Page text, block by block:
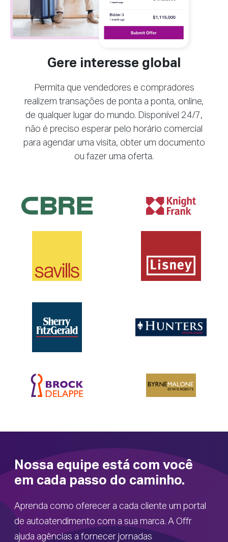
Gere interesse global
Permita que vendedores e compradores
realizem transações de ponta a ponta, online,
de qualquer lugar do mundo. Disponível 24/7,
não é preciso esperar pelo horário comercial
para agendar uma visita, obter um documento
ou fazer uma oferta.
Nossa equipe está com você
em cada passo do caminho.
Aprenda como oferecer a cada cliente um portal
de autoatendimento com a sua marca. A Offr
ajuda agências a fornecer jornadas